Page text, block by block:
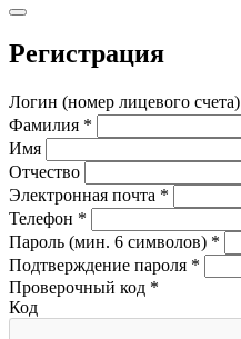
Регистрация
Логин (номер лицевого счета)
Фамилия *
Имя
Отчество
Электронная почта *
Телефон *
Пароль (мин. 6 символов) *
Подтверждение пароля *
Проверочный код *
Код